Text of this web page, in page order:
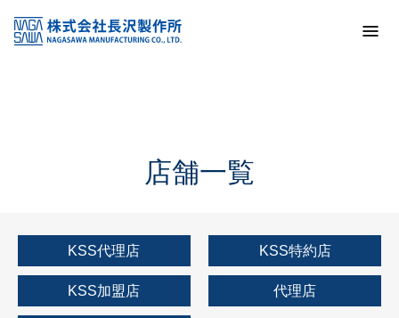
KSS加盟店・取扱店情報
店舗一覧
店舗一覧
KSS代理店 KSS特約店
KSS加盟店 代理店